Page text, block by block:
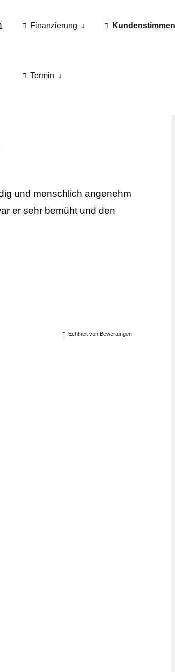
Finanzierung Kundenstimmen
Termin
und menschlich angenehm
er sehr bemüht und den
Echtheit von Bewertungen